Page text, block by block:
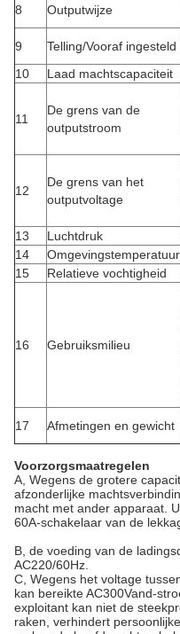
8 Outputwijze
9
Telling/Vooraf ingesteld
10
Laad machtscapaciteit
11
De grens van de
outputstroom
12
De grens van het
outputvoltage
13 Luchtdruk
14
Omgevingstemperatuur
15
Relatieve vochtigheid
16 Gebruiksmilieu
17
Afmetingen en gewicht
Voorzorgsmaatregelen
A, Wegens de grotere
afzonderlijke
macht met ander apparaat.
60A-schakelaar van de
B, de voeding van de
AC220/60Hz.
C, Wegens het voltage
kan bereikte AC300Vand-
exploitant kan niet de
raken, verhindert